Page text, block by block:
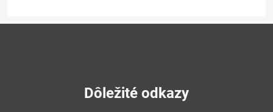
Dôležité odkazy